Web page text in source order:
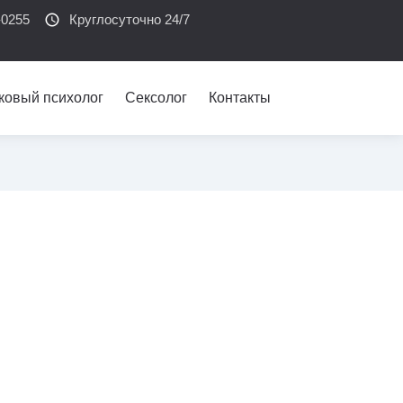
schedule Круглосуточно 24/7
психолог Сексолог Контакты